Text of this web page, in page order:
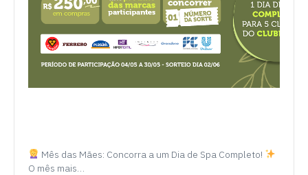
Mês das Mães: Concorra a um Dia de Spa Completo!
O mês mais…